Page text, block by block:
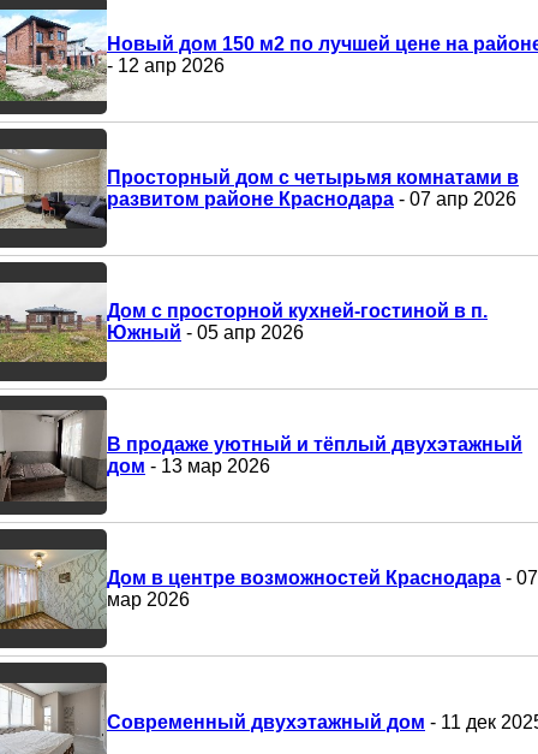
Новый дом 150 м2 по лучшей цене на
- 12 апр 2026
Просторный дом с четырьмя комнатами в
развитом районе Краснодара - 07 апр 2026
Дом с просторной кухней-гостиной в п.
Южный - 05 апр 2026
В продаже уютный и тёплый двухэтажный
дом - 13 мар 2026
Дом в центре возможностей Краснодара - 07
мар 2026
Современный двухэтажный дом - 11 дек